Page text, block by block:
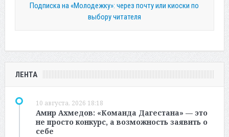
Подписка на «Молодежку»: через почту или киоски по
выбору читателя
ЛЕНТА
10 августа, 2026 18:18
Амир Ахмедов: «Команда Дагестана» — это
не просто конкурс, а возможность заявить о
себе